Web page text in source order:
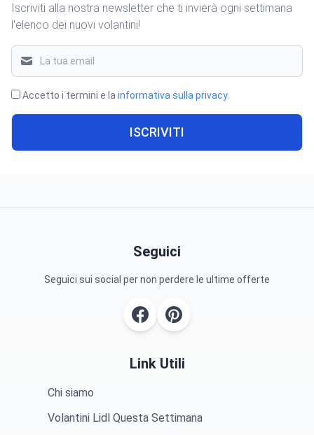
Iscriviti alla nostra newsletter che ti invierà ogni settimana
l'elenco dei nuovi volantini!
Accetto i termini e la informativa sulla privacy.
ISCRIVITI
Seguici
Seguici sui social per non perdere le ultime offerte
Link Utili
Chi siamo
Volantini Lidl Questa Settimana